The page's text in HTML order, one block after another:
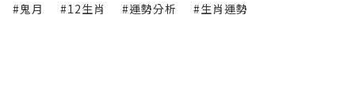
#鬼月 #12生肖 #運勢分析 #生肖運勢